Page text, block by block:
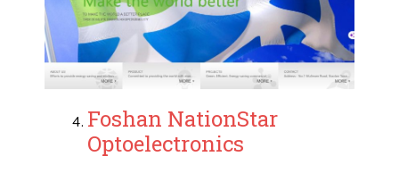
Foshan NationStar
Optoelectronics